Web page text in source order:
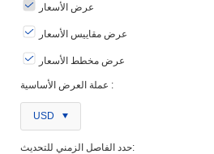
عرض الأسعار
عرض مقاييس الأسعار
عرض مخطط الأسعار
عملة العرض الأساسية :
USD
حدد الفاصل الزمني للتحديث: